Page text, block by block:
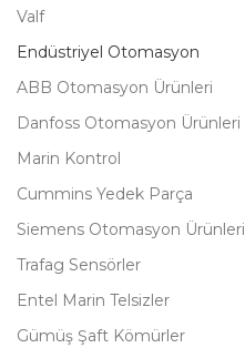
Valf
Endüstriyel Otomasyon
ABB Otomasyon Ürünleri
Danfoss Otomasyon Ürünleri
Marin Kontrol
Cummins Yedek Parça
Siemens Otomasyon Ürünleri
Trafag Sensörler
Entel Marin Telsizler
Gümüş Şaft Kömürler